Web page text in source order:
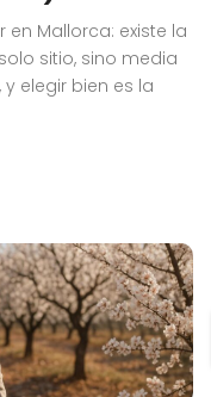
en Mallorca: existe la
sitio, sino media
elegir bien es la
así que [...]